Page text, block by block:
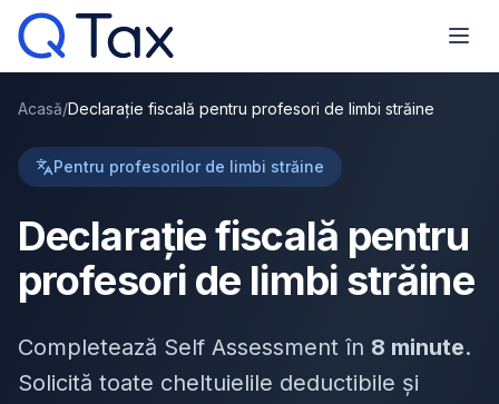
Acasă/Declarație fiscală pentru profesori de limbi străine
Pentru profesorilor de limbi străine
Declarație fiscală pentru
profesori de limbi străine
Completează Self Assessment în 8 minute.
Solicită toate cheltuielile deductibile și